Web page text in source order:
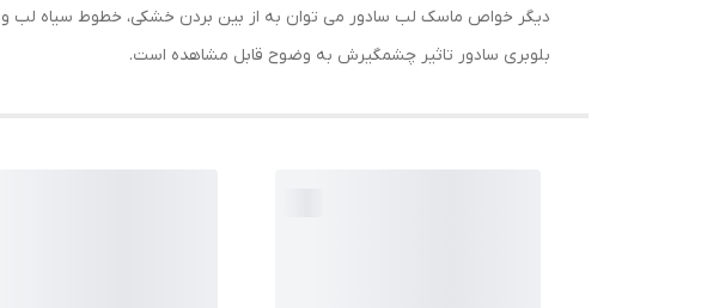
دیگر خواص ماسک لب سادور می توان به از بین بردن خشکی، خطوط سیاه لب و
بلوبری سادور تاثیر چشمگیرش به وضوح قابل مشاهده است.